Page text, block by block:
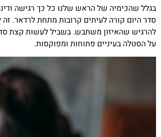
בגלל שהכימיה של הראש שלנו כל כך רגישה
סדר היום קורה לעיתים קרובות מתחת לרדאר.
להרגיש שהאיזון משתבש. בשביל לעשות קצת
על הסטלה בעיניים פתוחות ומפוקסות.